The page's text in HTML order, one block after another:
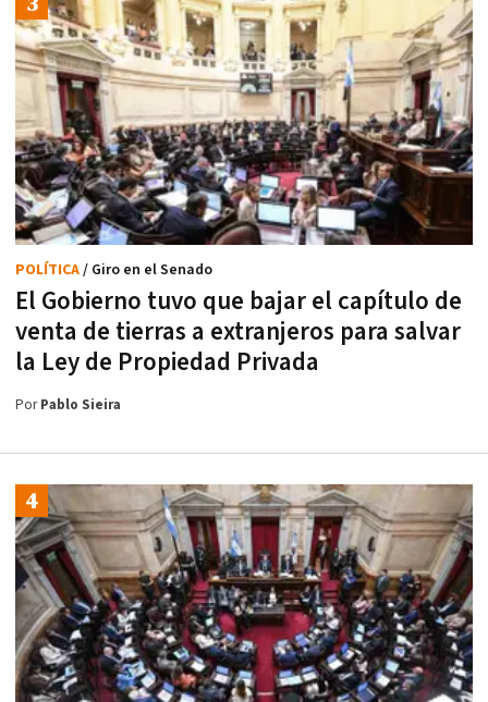
El Gobierno tuvo que bajar el capítulo de
venta de tierras a extranjeros para salvar
la Ley de Propiedad Privada
POLÍTICA/ Giro en el Senado
PorPablo Sieira